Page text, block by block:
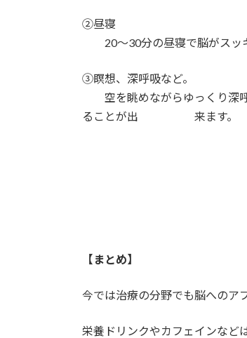
②昼寝
20～30分の昼寝で脳がスッキ
③瞑想、深呼吸など。
空を眺めながらゆっくり深呼
ることが出 来ます。
【まとめ】
今では治療の分野でも脳へのア
栄養ドリンクやカフェインなど